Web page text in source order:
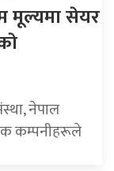
मूल्यमा सेयर
नेपाल
कम्पनीहरूले